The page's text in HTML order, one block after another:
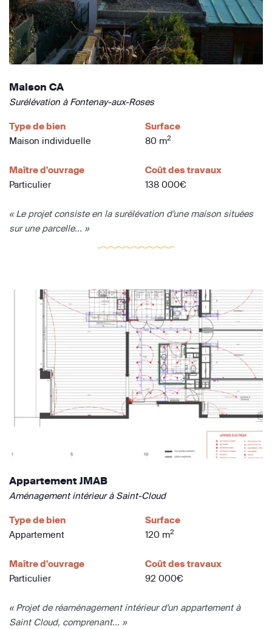
Maison CA
Surélévation à Fontenay-aux-Roses
Type de bien
Maison individuelle
Surface
80 m2
Maître d'ouvrage
Particulier
Coût des travaux
138 000€
« Le projet consiste en la surélévation d'une maison situées
sur une parcelle... »
Appartement JMAB
Aménagement intérieur à Saint-Cloud
Type de bien
Appartement
Surface
120 m2
Maître d'ouvrage
Particulier
Coût des travaux
92 000€
« Projet de réaménagement intérieur d'un appartement à
Saint Cloud, comprenant... »